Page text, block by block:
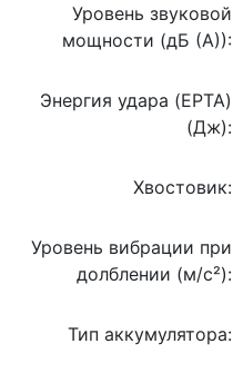
Уровень звуковой
мощности (дБ (А)):
Энергия удара (EPTA)
(Дж):
Хвостовик:
Уровень вибрации при
долблении (м/с²):
Тип аккумулятора: